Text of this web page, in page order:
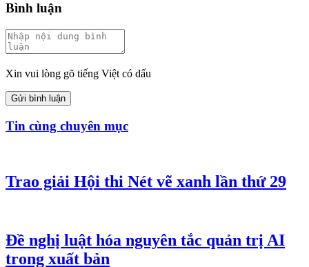
Bình luận
Xin vui lòng gõ tiếng Việt có dấu
Gửi bình luận
Tin cùng chuyên mục
Trao giải Hội thi Nét vẽ xanh lần thứ 29
Đề nghị luật hóa nguyên tắc quản trị AI
trong xuất bản